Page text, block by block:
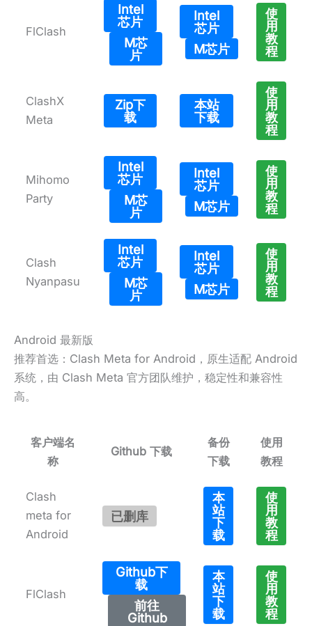
FlClash
Intel
芯片
M芯
片
Intel
芯片
M芯片
使
用
教
程
ClashX
Meta
Zip下
载
本站
下载
使
用
教
程
Mihomo
Party
Intel
芯片
M芯
片
Intel
芯片
M芯片
使
用
教
程
Clash
Nyanpasu
Intel
芯片
M芯
片
Intel
芯片
M芯片
使
用
教
程
Android 最新版
推荐首选：Clash Meta for Android，原生适配 Android
系统，由 Clash Meta 官方团队维护，稳定性和兼容性
高。
客户端名
称
Github 下载
备份
下载
使用
教程
Clash
meta for
Android
已删库
本
站
下
载
使
用
教
程
FlClash
Github下
载
前往
Github
本
站
下
载
使
用
教
程